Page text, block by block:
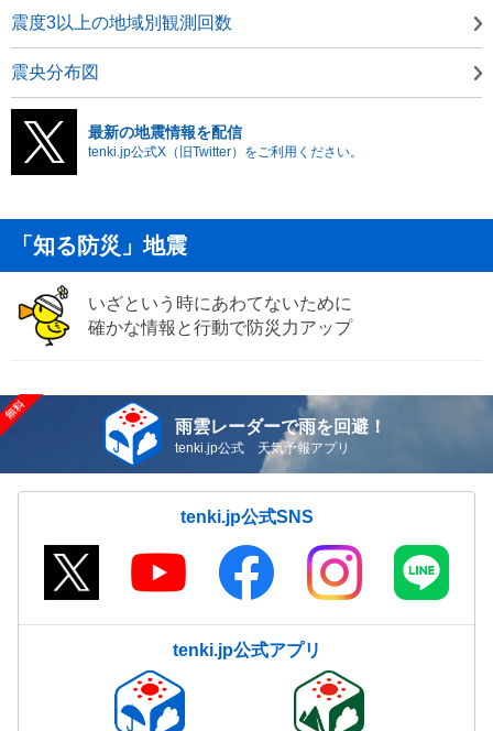
震度3以上の地域別観測回数
震央分布図
最新の地震情報を配信
tenki.jp公式X（旧Twitter）をご利用ください。
「知る防災」地震
いざという時にあわてないために
確かな情報と行動で防災力アップ
雨雲レーダーで雨を回避！
tenki.jp公式 天気予報アプリ
tenki.jp公式SNS
tenki.jp公式アプリ